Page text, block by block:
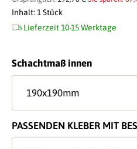
Inhalt: 1 Stück
Lieferzeit 10-15 Werktage
Schachtmaß innenauswählen
PASSENDEN KLEBER MIT